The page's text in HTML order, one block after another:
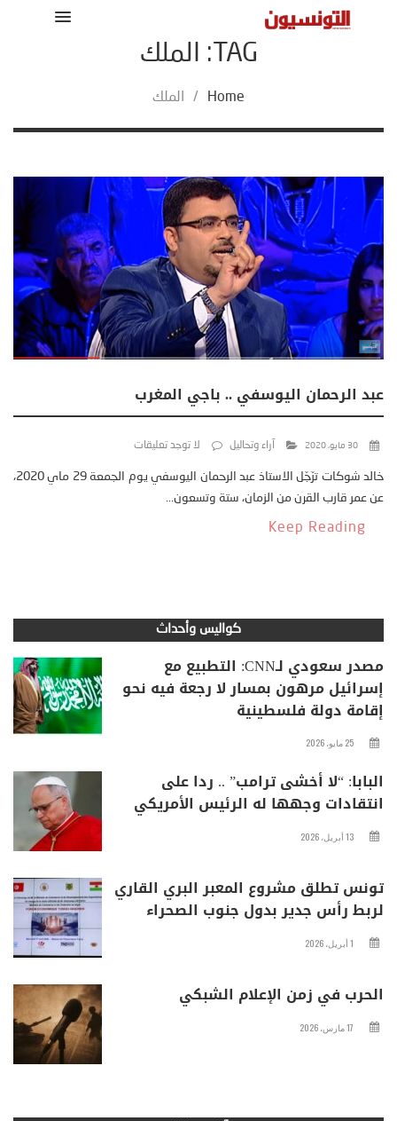
TAG: الملك
Home
/ الملك
عبد الرحمان اليوسفي .. باجي المغرب
30 مايو، 2020 آراء وتحاليل لا توجد تعليقات
خالد شوكات ترّجّل الاستاذ عبد الرحمان اليوسفي يوم الجمعة 29 ماي 2020،
عن عمر قارب القرن من الزمان، ستة وتسعون...
Keep Reading
كواليس وأحداث
مصدر سعودي لـCNN: التطبيع مع
إسرائيل مرهون بمسار لا رجعة فيه نحو
إقامة دولة فلسطينية
25 مايو، 2026
البابا: “لا أخشى ترامب” .. ردا على
انتقادات وجهها له الرئيس الأمريكي
13 أبريل، 2026
تونس تطلق مشروع المعبر البري القاري
لربط رأس جدير بدول جنوب الصحراء
1 أبريل، 2026
الحرب في زمن الإعلام الشبكي
17 مارس، 2026